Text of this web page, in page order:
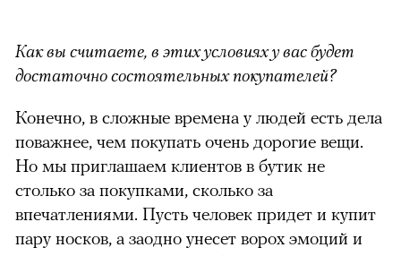
Как вы считаете, в этих условиях у вас будет
достаточно состоятельных покупателей?
Конечно, в сложные времена у людей есть дела
поважнее, чем покупать очень дорогие вещи.
Но мы приглашаем клиентов в бутик не
столько за покупками, сколько за
впечатлениями. Пусть человек придет и купит
пару носков, а заодно унесет ворох эмоций и